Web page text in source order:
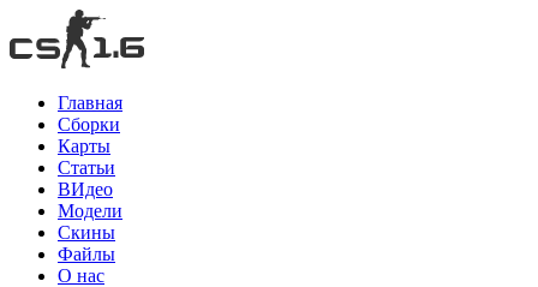
Главная
Сборки
Карты
Статьи
ВИдео
Модели
Скины
Файлы
О нас